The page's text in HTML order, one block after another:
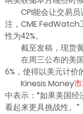
CPI能会让交易
注，CME FedWatch
性为42%。
截至发稿，现货
在周三公布的美
6%，使得以美元计价
Kinesis Money
中表示：“如果美国
看起来更具挑战性。”